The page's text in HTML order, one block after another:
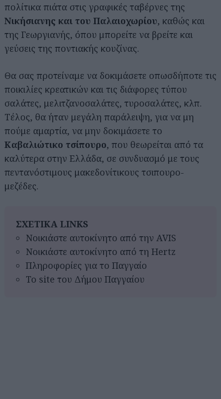
πολίτικα πιάτα στις γραφικές ταβέρνες της
Νικήσιανης και του Παλαιοχωρίου, καθώς και
της Γεωργιανής, όπου μπορείτε να βρείτε και
γεύσεις της ποντιακής κουζίνας.
Θα σας προτείναμε να δοκιμάσετε οπωσδήποτε τις
ποικιλίες κρεατικών και τις διάφορες τύπου
σαλάτες, μελιτζανοσαλάτες, τυροσαλάτες, κλπ.
Τέλος, θα ήταν μεγάλη παράλειψη, για να μη
πούμε αμαρτία, να μην δοκιμάσετε το
Καβαλιώτικο τσίπουρο, που θεωρείται από τα
καλύτερα στην Ελλάδα, σε συνδυασμό με τους
πεντανόστιμους μακεδονίτικους τσιπουρο-
μεζέδες.
ΣΧΕΤΙΚΑ LINKS
Νοικιάστε αυτοκίνητο από την AVIS
Νοικιάστε αυτοκίνητο από τη Hertz
Πληροφορίες για το Παγγαίο
Το site του Δήμου Παγγαίου